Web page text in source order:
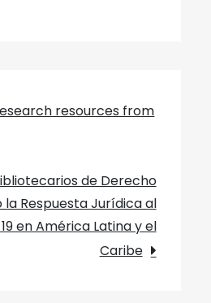
resources from
de Derecho
Respuesta Jurídica al
en América Latina y el
Caribe